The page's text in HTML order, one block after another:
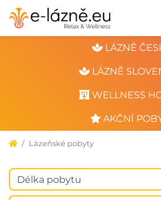
LÁZNĚ
LÁZNĚ
WELLNESS
AKČNÍ
Lázeňské pobyty